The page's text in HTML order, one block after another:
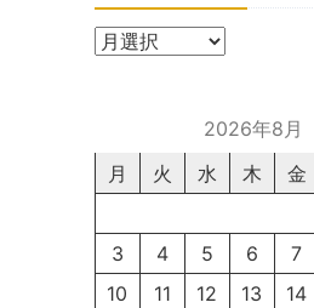
2026年8月
月
火 水 木 金
3
4 5 6 7
10
11 12 13 14